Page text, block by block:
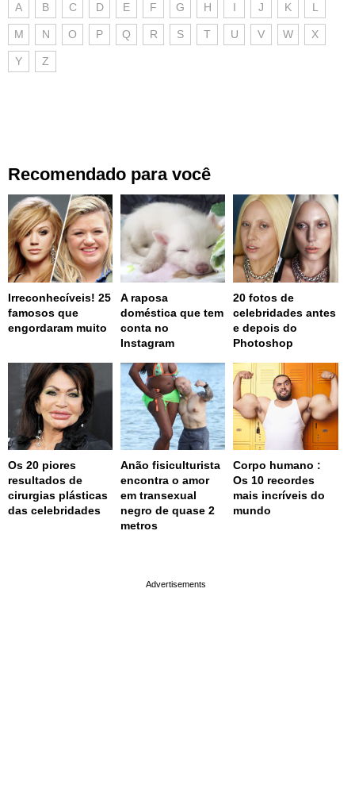
A B C D E F G H I J K L
M N O P Q R S T U V W X
Y Z
Recomendado para você
Irreconhecíveis! 25
famosos que
engordaram muito
A raposa
doméstica que tem
conta no
Instagram
20 fotos de
celebridades antes
e depois do
Photoshop
Os 20 piores
resultados de
cirurgias plásticas
das celebridades
Anão fisiculturista
encontra o amor
em transexual
negro de quase 2
metros
Corpo humano :
Os 10 recordes
mais incríveis do
mundo